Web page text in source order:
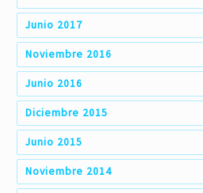
Junio 2017
Noviembre 2016
Junio 2016
Diciembre 2015
Junio 2015
Noviembre 2014